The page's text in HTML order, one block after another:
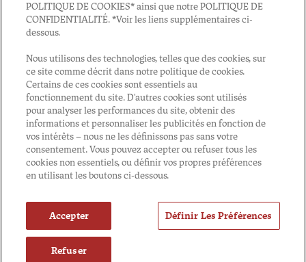
2022 - All rights reserved - Alken-Maes NV
Privacy policy
Cookie settings
POLITIQUE DE COOKIES* ainsi que notre POLITIQUE DE
CONFIDENTIALITÉ. *Voir les liens supplémentaires ci-
dessous.
Nous utilisons des technologies, telles que des cookies, sur
ce site comme décrit dans notre politique de cookies.
Certains de ces cookies sont essentiels au
fonctionnement du site. D'autres cookies sont utilisés
pour analyser les performances du site, obtenir des
informations et personnaliser les publicités en fonction de
vos intérêts – nous ne les définissons pas sans votre
consentement. Vous pouvez accepter ou refuser tous les
cookies non essentiels, ou définir vos propres préférences
en utilisant les boutons ci-dessous.
Accepter Définir Les Préférences
Refuser